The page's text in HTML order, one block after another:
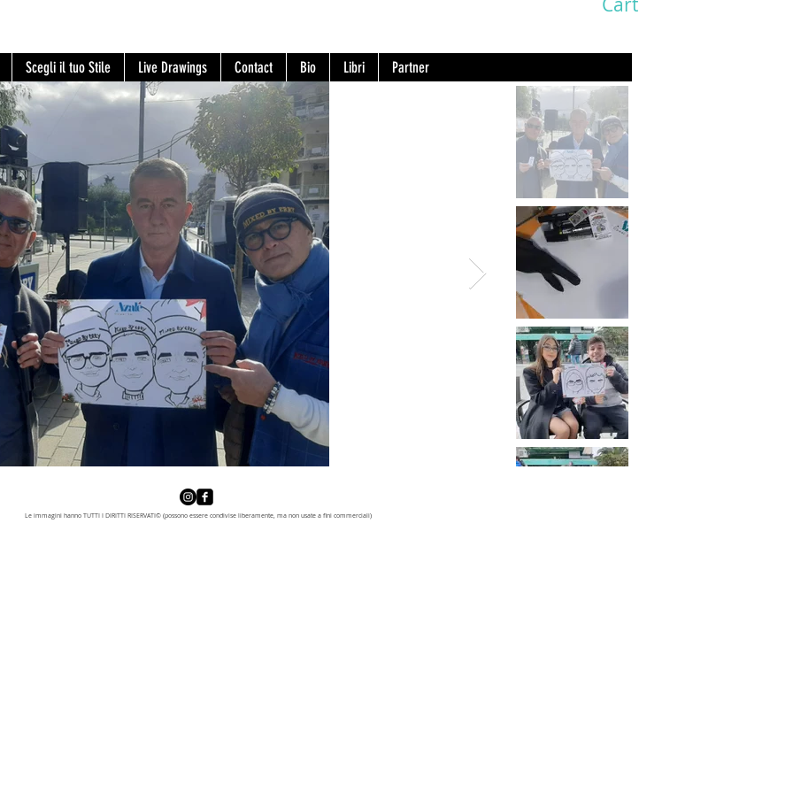
Scegli il tuo Stile Live Drawings Contact Bio Libri Partner
Le immagini hanno TUTTI I DIRITTI RISERVATI© (possono essere condivise liberamente, ma non usate a fini commerciali)